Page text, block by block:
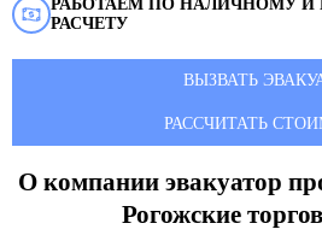
РАБОТАЕМ ПО НАЛИЧНОМУ И
РАСЧЕТУ
ВЫЗВАТЬ
РАССЧИТАТЬ
О компании эвакуатор
Рогожские